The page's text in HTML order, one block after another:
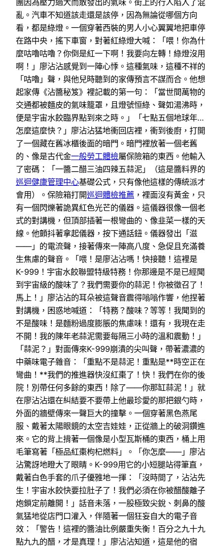
團因為壓力過大而散發出的氣味。街上的行人陷入了混
亂。汽車不知道該走還是該停，因為無論從哪個方向
看，都是綠燈。一個穿著西裝的男人小心翼翼地把車停
在路中央，搖下車窗，對著紅綠燈大喊：「喂！你為什
麼咕嚕咕嚕？你倒是紅一下啊！我要向左轉！綠燈沒用
啊！」廖沾沾感覺到一陣心悸。這種氣味，這種不祥的
「咕嚕」聲，與他兒時聽到的家傳預言不謀而合。他想
起家傳《沾醬秘笈》裡記載的第一句：「當世間萬物的
交通都被麵皮的氣味籠罩，且燈號恒綠、聲如湯沸時，
便是宇宙水餃臨界點到來之時。」「七點五個地球年…
怎麼這麼快？」廖沾沾猛地衝回店裡，衝到後廚，打開
了一個藏在舊冰櫃後面的暗門。暗門裡放著一個老舊
的、像是古代金一般勞工體檢屬保險箱的東西。他輸入
了密碼：「一醬二醋三油四辣五蒜泥」（這是醬料界的
巡迴健康管理中心基礎公式，只有像他這樣的傳統派才
會用）。保險箱打開巡迴體檢推薦 ，裡面沒有黃金，只
有一個閃爍著詭異紅色光芒的儀器。這儀器很像一個老
式的對講機，但頂部插著一根彎曲的、像韭菜一樣的天
線。他顫抖著拿起儀器，按下通話鈕。儀器發出「滋
——」的電流聲，接著傳來一陣高八度、急促且充滿養
生焦慮的聲音。「喂！是廖沾沾嗎！快接聽！這裡是
K-999！宇宙水餃聯盟特級特務！你那邊是不是已經聞
到宇宙級的酸味了？我們需要你的蒜泥！你被徵召了！
馬上！」廖沾沾的耳朵被這聲音震得嗡嗡作響，他捏著
對講機，困惑地喊道：「特務？酸味？等等！我聞到的
不是酸味！是麵粉過度膨脹的焦慮味！還有，我現在走
不開！我的陳年老蒜泥需要每隔三小時的溫和震動！」
「蒜泥？」對面傳來K-999崩潰的尖叫聲，帶著濃濃的
中藥味電子雜音：「重點不是蒜泥！重點是**時空正在
彎曲！**我們的推進器快沒紅棗了！快！我們在你的後
院！別帶任何多餘的東西！除了——你那缸蒜泥！」就
在廖沾沾還在糾結要不要帶上他最珍愛的那把銀勺時，
外面的牆壁傳來一聲巨大的撞擊。一個穿著黑色燕尾
服、戴著太陽眼鏡的太空吉娃娃，正從牆上的破洞鑽進
來。它的背上揹著一個像是小型瓦斯桶的東西，桶上用
毛筆寫著「極品紅棗枸杞燃料」。「你怎麼——」廖沾
沾驚訝地瞪大了眼睛。K-999用它的小短腿站得筆直，
戴著白色手套的爪子優雅地一揮：「沒時間了，沾沾先
生！宇宙水餃快要拉肚子了！我們必須在你被醋酸離子
炮鎖定前離開！」話音未落，一股極致尖銳、刺鼻的酸
氣猛地從店門口灌入，伴隨著一個狂妄自大的電子音
效：「警告！這裡的醬油比例嚴重失衡！百分之九十九
點九九的醋，才是真理！」廖沾沾知道，這是他的宿